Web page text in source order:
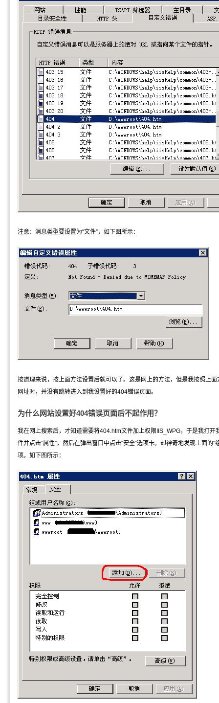
注意：消息类型要设置为“文件”，如下图所示：
按道理来说，按上面方法设置后就可以了。这是网上的方法，但是我按照上
网址时，并没有跳转进入到我设置好的404错误页面。
为什么网站设置好404错误页面后不起作用？
我在网上搜索后，才知道需要将404.htm文件加上权限IIS_WPG，于是我打
件并点击“属性”，然后在弹出窗口中点击“安全”选项卡。却神奇地发现上面的
项。如下图所示：